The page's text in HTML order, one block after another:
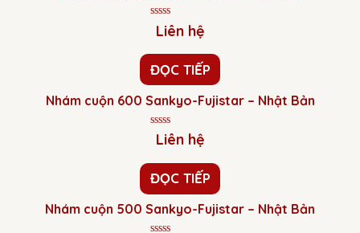
Được
xếp
5
sao
Liên hệ
ĐỌC TIẾP
Nhám cuộn 600 Sankyo-Fujistar – Nhật Bản
Được
xếp
0
5
sao
Liên hệ
ĐỌC TIẾP
Nhám cuộn 500 Sankyo-Fujistar – Nhật Bản